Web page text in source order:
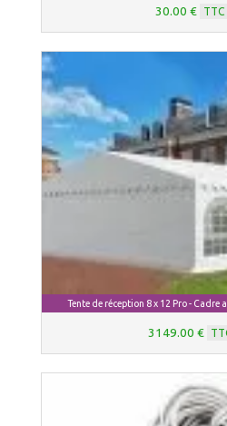
30.00 €
Tente de réception 8 x 12 Pro - Cadre
3149.00 €